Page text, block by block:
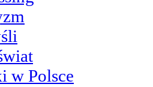
w Polsce